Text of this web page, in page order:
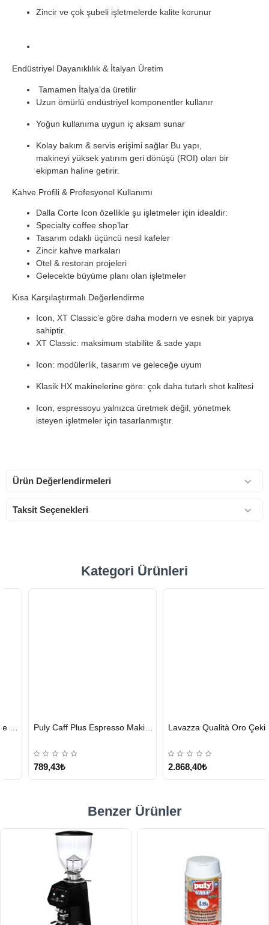
Zincir ve çok şubeli işletmelerde kalite korunur
Endüstriyel Dayanıklılık & İtalyan Üretim
Tamamen İtalya’da üretilir
Uzun ömürlü endüstriyel komponentler kullanır
Yoğun kullanıma uygun iç aksam sunar
Kolay bakım & servis erişimi sağlar Bu yapı,
makineyi yüksek yatırım geri dönüşü (ROI) olan bir
ekipman haline getirir.
Kahve Profili & Profesyonel Kullanımı
Dalla Corte Icon özellikle şu işletmeler için idealdir:
Specialty coffee shop’lar
Tasarım odaklı üçüncü nesil kafeler
Zincir kahve markaları
Otel & restoran projeleri
Gelecekte büyüme planı olan işletmeler
Kısa Karşılaştırmalı Değerlendirme
Icon, XT Classic’e göre daha modern ve esnek bir yapıya
sahiptir.
XT Classic: maksimum stabilite & sade yapı
Icon: modülerlik, tasarım ve geleceğe uyum
Klasik HX makinelerine göre: çok daha tutarlı shot kalitesi
Icon, espressoyu yalnızca üretmek değil, yönetmek
isteyen işletmeler için tasarlanmıştır.
Ürün Değerlendirmeleri
Taksit Seçenekleri
Kategori Ürünleri
GÖNDERİ
Puly Caff Plus Espresso Makinesi Temizleyici Tablet 100 x 1.35 G
789,43₺
GÖNDERİ
Lavazza Qualità Oro Çekirdek Kahve 1 KG x 2
2.868,40₺
Benzer Ürünler